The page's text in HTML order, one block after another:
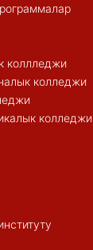
коллледжи
колледжи
колледжи